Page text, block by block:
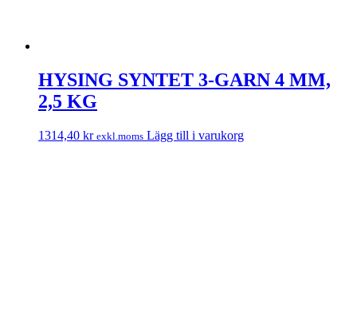
HYSING SYNTET 3-GARN 4 MM,
2,5 KG
1314,40 kr exkl.moms Lägg till i varukorg